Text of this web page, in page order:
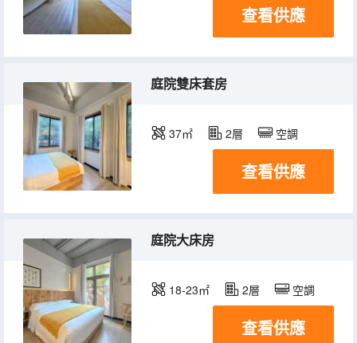
查看供應
庭院雙床套房
37㎡ 2層 空調
查看供應
庭院大床房
18-23㎡ 2層 空調
查看供應